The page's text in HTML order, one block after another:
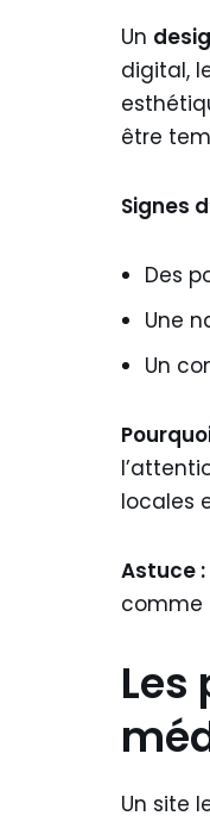
Un
digital,
être
Signes
Des
Une
Un
locales
Astuce :
comme
Un site